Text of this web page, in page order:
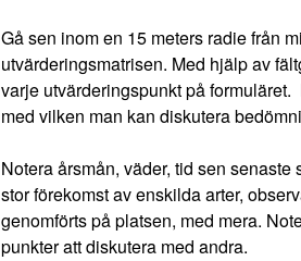
Gå sen inom en 15 meters radie från
utvärderingsmatrisen. Med hjälp av
varje utvärderingspunkt på
med vilken man kan diskutera
Notera årsmån, väder, tid sen
stor förekomst av enskilda arter,
genomförts på platsen, med mera.
punkter att diskutera med andra.